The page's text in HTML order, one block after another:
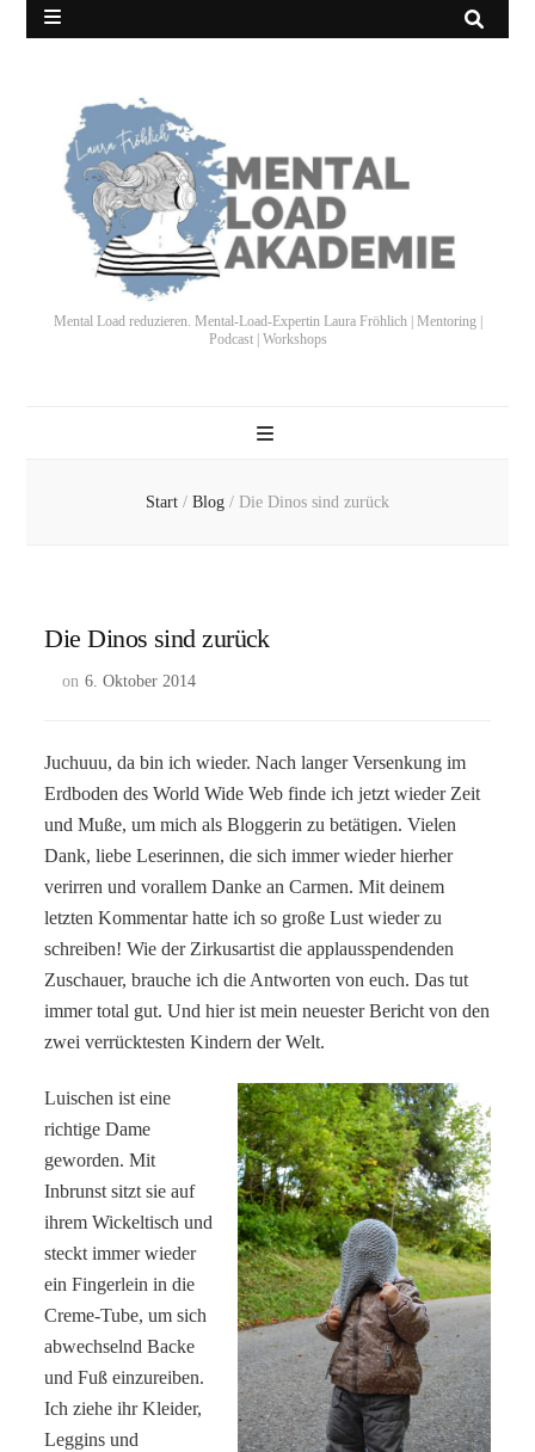
Mental Load reduzieren. Mental-Load-Expertin Laura Fröhlich | Mentoring |
Podcast | Workshops
Start / Blog / Die Dinos sind zurück
Die Dinos sind zurück
on 6. Oktober 2014
Juchuuu, da bin ich wieder. Nach langer Versenkung im
Erdboden des World Wide Web finde ich jetzt wieder Zeit
und Muße, um mich als Bloggerin zu betätigen. Vielen
Dank, liebe Leserinnen, die sich immer wieder hierher
verirren und vorallem Danke an Carmen. Mit deinem
letzten Kommentar hatte ich so große Lust wieder zu
schreiben! Wie der Zirkusartist die applausspendenden
Zuschauer, brauche ich die Antworten von euch. Das tut
immer total gut. Und hier ist mein neuester Bericht von den
zwei verrücktesten Kindern der Welt.
Luischen ist eine
richtige Dame
geworden. Mit
Inbrunst sitzt sie auf
ihrem Wickeltisch und
steckt immer wieder
ein Fingerlein in die
Creme-Tube, um sich
abwechselnd Backe
und Fuß einzureiben.
Ich ziehe ihr Kleider,
Leggins und